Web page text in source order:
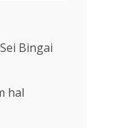
Bingai
hal